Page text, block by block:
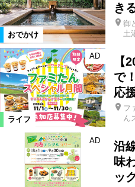
おでかけ
き
御
土
ライフ
AD
【
で
応
フ
ん
AD
沿
味
ッ